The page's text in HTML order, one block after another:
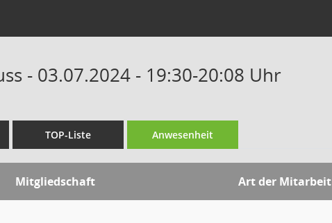
- 03.07.2024 - 19:30-20:08 Uhr
TOP-Liste Anwesenheit
Mitgliedschaft Art der Mitarbeit